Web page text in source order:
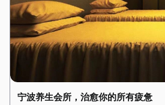
宁波养生会所，治愈你的所有疲惫